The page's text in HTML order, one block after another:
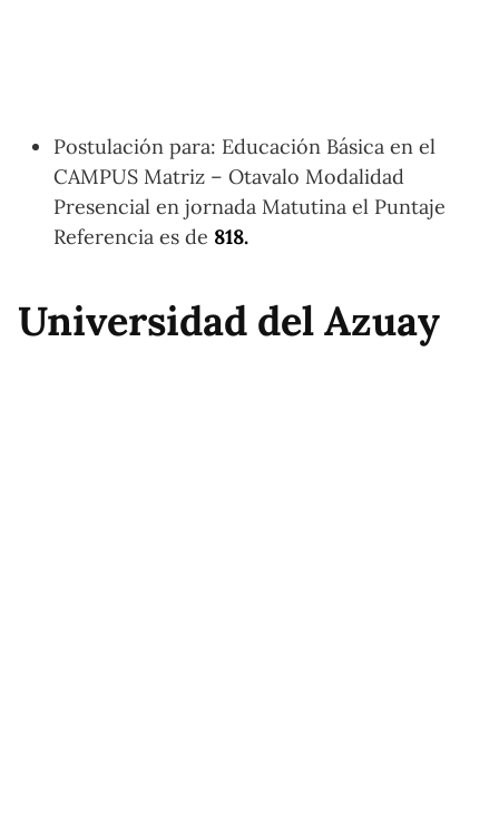
Postulación para: Educación Básica en el
CAMPUS Matriz – Otavalo Modalidad
Presencial en jornada Matutina el Puntaje
Referencia es de 818.
Universidad del Azuay